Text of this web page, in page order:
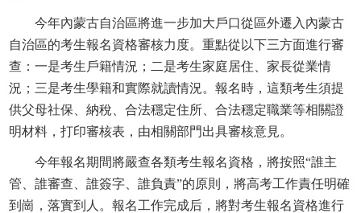
今年內蒙古自治區將進一步加大戶口從區外遷入內蒙古
自治區的考生報名資格審核力度。重點從以下三方面進行審
查：一是考生戶籍情況；二是考生家庭居住、家長從業情
況；三是考生學籍和實際就讀情況。報名時，這類考生須提
供父母社保、納稅、合法穩定住所、合法穩定職業等相關證
明材料，打印審核表，由相關部門出具審核意見。
今年報名期間將嚴查各類考生報名資格，將按照“誰主
管、誰審查、誰簽字、誰負責”的原則，將高考工作責任明確
到崗，落實到人。報名工作完成后，將對考生報名資格進行